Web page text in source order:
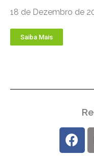
18 de Dezembro de
Saiba Mais